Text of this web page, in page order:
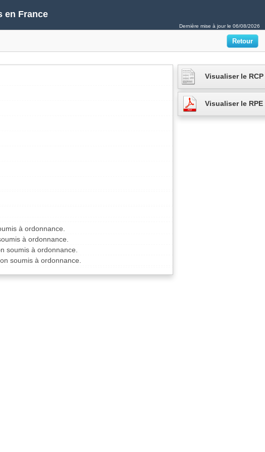
en France
Dernière mise à jour le 06/08/2026
à ordonnance.
à ordonnance.
soumis à ordonnance.
soumis à ordonnance.
Visualiser le RCP
Visualiser le RPE